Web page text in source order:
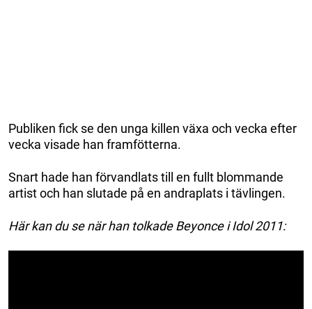
Publiken fick se den unga killen växa och vecka efter
vecka visade han framfötterna.
Snart hade han förvandlats till en fullt blommande
artist och han slutade på en andraplats i tävlingen.
Här kan du se när han tolkade Beyonce i Idol 2011: